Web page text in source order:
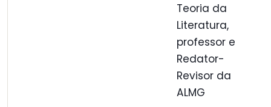
Teoria da
Literatura,
professor e
Redator-
Revisor da
ALMG